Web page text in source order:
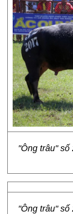
"Ông trâu"
"Ông trâu"